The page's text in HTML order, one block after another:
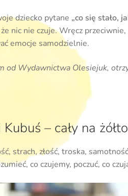
dziecko pytane „co się stało,
nic nie czuje. Wręcz
emocje samodzielnie.
od Wydawnictwa Olesiejuk,
– cały na
strach, złość, troska,
co czujemy, poczuć, co